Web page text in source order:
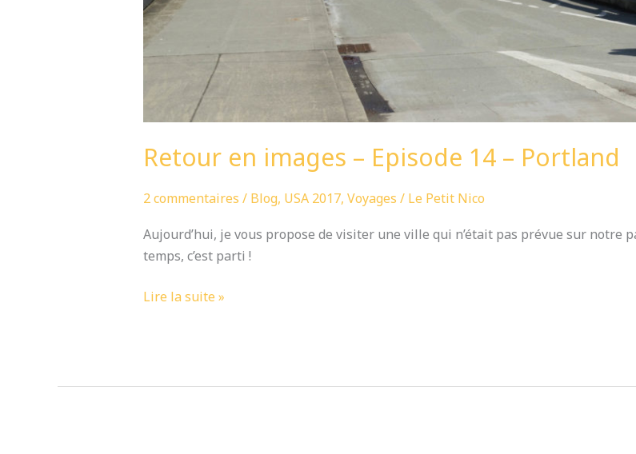
Retour en images – Episode 14 – Portland
2 commentaires / Blog, USA 2017, Voyages / Le Petit Nico
Aujourd’hui, je vous propose de visiter une ville qui n’était pas prévue sur notre
temps, c’est parti !
Lire la suite »